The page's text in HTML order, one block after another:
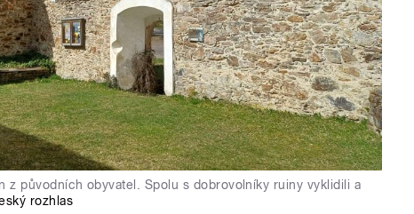
z původních obyvatel. Spolu s dobrovolníky ruiny vyklidili a
rozhlas